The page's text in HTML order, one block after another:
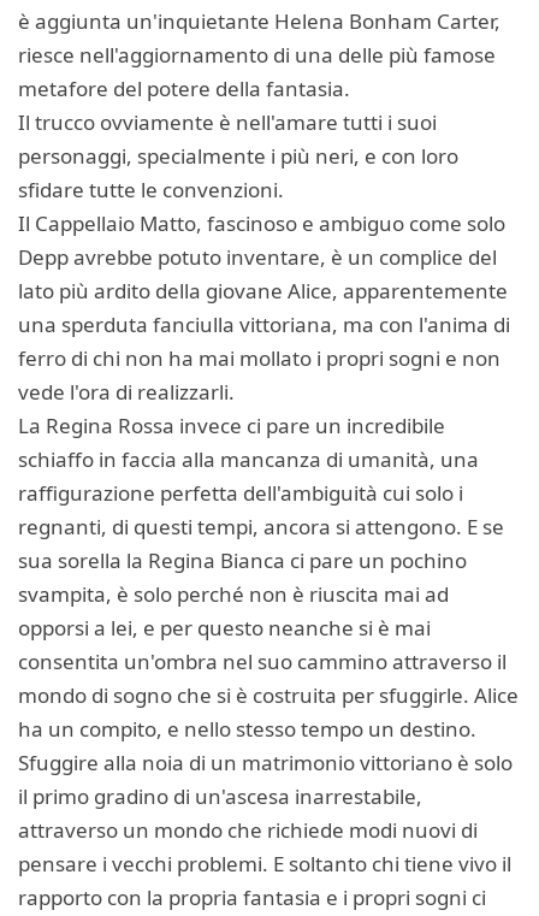
è aggiunta un'inquietante Helena Bonham Carter,
riesce nell'aggiornamento di una delle più famose
metafore del potere della fantasia.
Il trucco ovviamente è nell'amare tutti i suoi
personaggi, specialmente i più neri, e con loro
sfidare tutte le convenzioni.
Il Cappellaio Matto, fascinoso e ambiguo come solo
Depp avrebbe potuto inventare, è un complice del
lato più ardito della giovane Alice, apparentemente
una sperduta fanciulla vittoriana, ma con l'anima di
ferro di chi non ha mai mollato i propri sogni e non
vede l'ora di realizzarli.
La Regina Rossa invece ci pare un incredibile
schiaffo in faccia alla mancanza di umanità, una
raffigurazione perfetta dell'ambiguità cui solo i
regnanti, di questi tempi, ancora si attengono. E se
sua sorella la Regina Bianca ci pare un pochino
svampita, è solo perché non è riuscita mai ad
opporsi a lei, e per questo neanche si è mai
consentita un'ombra nel suo cammino attraverso il
mondo di sogno che si è costruita per sfuggirle. Alice
ha un compito, e nello stesso tempo un destino.
Sfuggire alla noia di un matrimonio vittoriano è solo
il primo gradino di un'ascesa inarrestabile,
attraverso un mondo che richiede modi nuovi di
pensare i vecchi problemi. E soltanto chi tiene vivo il
rapporto con la propria fantasia e i propri sogni ci